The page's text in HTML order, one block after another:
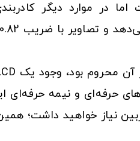
حرفه‌ای و نیمه حرفه‌ای